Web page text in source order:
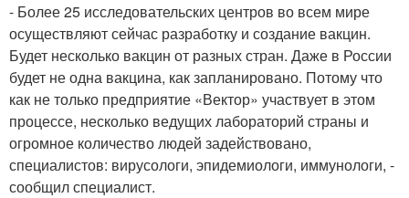
- Более 25 исследовательских центров во всем мире
осуществляют сейчас разработку и создание вакцин.
Будет несколько вакцин от разных стран. Даже в России
будет не одна вакцина, как запланировано. Потому что
как не только предприятие «Вектор» участвует в этом
процессе, несколько ведущих лабораторий страны и
огромное количество людей задействовано,
специалистов: вирусологи, эпидемиологи, иммунологи, -
сообщил специалист.